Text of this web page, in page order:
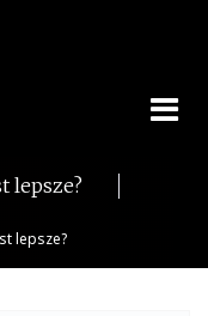
lepsze?
lepsze?